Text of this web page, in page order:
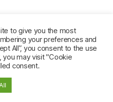
LÉGALES•
to give you the most
your preferences and
All”, you consent to the use
you may visit "Cookie
consent.